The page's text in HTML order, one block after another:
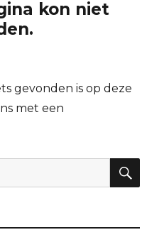
kon niet
gevonden is op deze
met een